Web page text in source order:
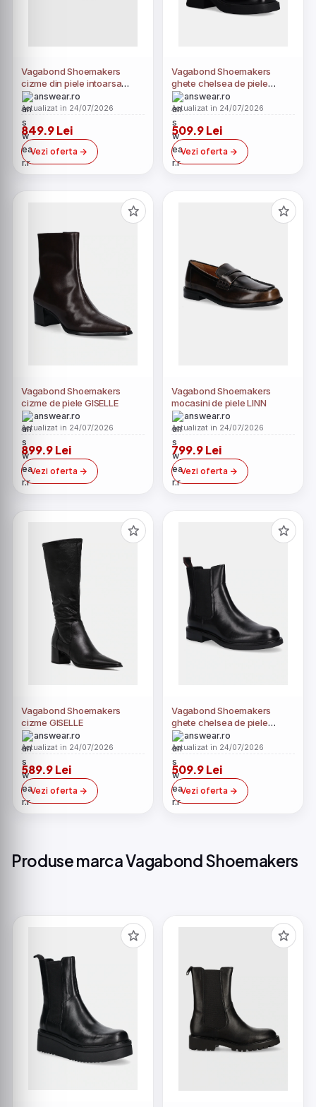
Vagabond Shoemakers
cizme din piele intoarsa
Nellaanswear.ro
Actualizat in 24/07/2026
849.9 Lei
Vezi oferta
Vagabond Shoemakers
ghete chelsea de piele
DORAH
answear.ro
Actualizat in 24/07/2026
509.9 Lei
Vezi oferta
Vagabond Shoemakers
cizme de piele GISELLE
answear.ro
Actualizat in 24/07/2026
899.9 Lei
Vezi oferta
Vagabond Shoemakers
mocasini de piele LINN
answear.ro
Actualizat in 24/07/2026
799.9 Lei
Vezi oferta
Vagabond Shoemakers
cizme GISELLE
answear.ro
Actualizat in 24/07/2026
589.9 Lei
Vezi oferta
Vagabond Shoemakers
ghete chelsea de piele
FREYAanswear.ro
Actualizat in 24/07/2026
509.9 Lei
Vezi oferta
Produse marca Vagabond Shoemakers